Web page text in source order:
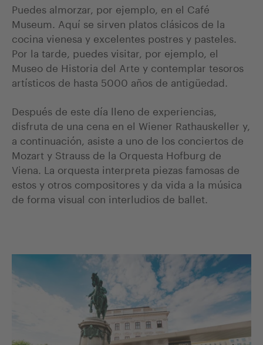
Puedes almorzar, por ejemplo, en el Café
Museum. Aquí se sirven platos clásicos de la
cocina vienesa y excelentes postres y pasteles.
Por la tarde, puedes visitar, por ejemplo, el
Museo de Historia del Arte y contemplar tesoros
artísticos de hasta 5000 años de antigüedad.
Después de este día lleno de experiencias,
disfruta de una cena en el Wiener Rathauskeller y,
a continuación, asiste a uno de los conciertos de
Mozart y Strauss de la Orquesta Hofburg de
Viena. La orquesta interpreta piezas famosas de
estos y otros compositores y da vida a la música
de forma visual con interludios de ballet.